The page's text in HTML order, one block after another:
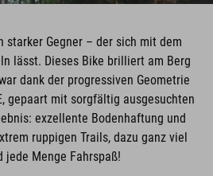
starker Gegner – der sich mit dem
lässt. Dieses Bike brilliert am Berg
dank der progressiven Geometrie
gepaart mit sorgfältig ausgesuchten
exzellente Bodenhaftung und
ruppigen Trails, dazu ganz viel
jede Menge Fahrspaß!